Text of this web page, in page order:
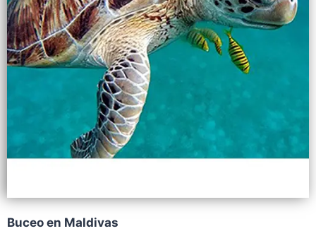
Buceo en Maldivas